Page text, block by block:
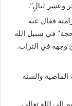
وعشر ليالٍ”.
فقال عنه
في سبيل الله
وجهه في التراب.
والسنة
إلى الله تعالى